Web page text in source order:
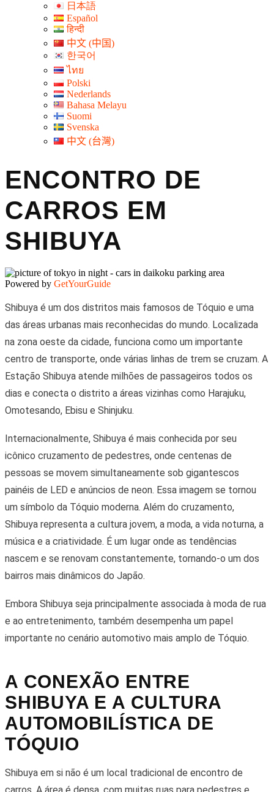
日本語
Español
हिन्दी
中文 (中国)
한국어
ไทย
Polski
Nederlands
Bahasa Melayu
Suomi
Svenska
中文 (台灣)
ENCONTRO DE
CARROS EM
SHIBUYA
Powered by GetYourGuide
Shibuya é um dos distritos mais famosos de Tóquio e uma
das áreas urbanas mais reconhecidas do mundo. Localizada
na zona oeste da cidade, funciona como um importante
centro de transporte, onde várias linhas de trem se cruzam. A
Estação Shibuya atende milhões de passageiros todos os
dias e conecta o distrito a áreas vizinhas como Harajuku,
Omotesando, Ebisu e Shinjuku.
Internacionalmente, Shibuya é mais conhecida por seu
icônico cruzamento de pedestres, onde centenas de
pessoas se movem simultaneamente sob gigantescos
painéis de LED e anúncios de neon. Essa imagem se tornou
um símbolo da Tóquio moderna. Além do cruzamento,
Shibuya representa a cultura jovem, a moda, a vida noturna, a
música e a criatividade. É um lugar onde as tendências
nascem e se renovam constantemente, tornando-o um dos
bairros mais dinâmicos do Japão.
Embora Shibuya seja principalmente associada à moda de rua
e ao entretenimento, também desempenha um papel
importante no cenário automotivo mais amplo de Tóquio.
A CONEXÃO ENTRE
SHIBUYA E A CULTURA
AUTOMOBILÍSTICA DE
TÓQUIO
Shibuya em si não é um local tradicional de encontro de